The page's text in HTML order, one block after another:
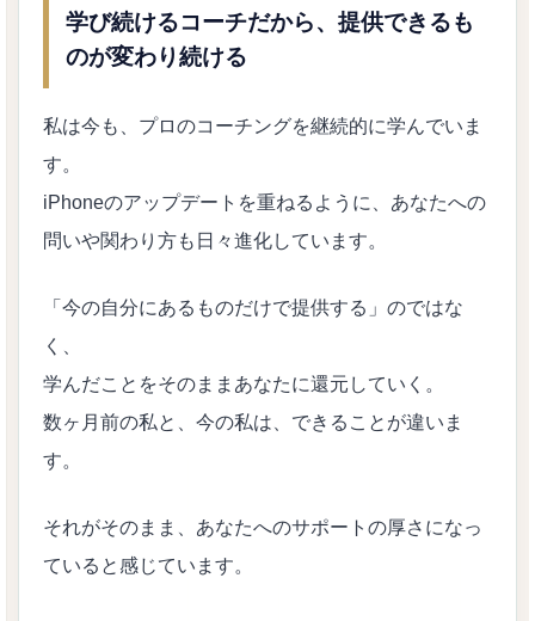
学び続けるコーチだから、提供できるも
のが変わり続ける
私は今も、プロのコーチングを継続的に学んでいま
す。
iPhoneのアップデートを重ねるように、あなたへの
問いや関わり方も日々進化しています。
「今の自分にあるものだけで提供する」のではな
く、
学んだことをそのままあなたに還元していく。
数ヶ月前の私と、今の私は、できることが違いま
す。
それがそのまま、あなたへのサポートの厚さになっ
ていると感じています。